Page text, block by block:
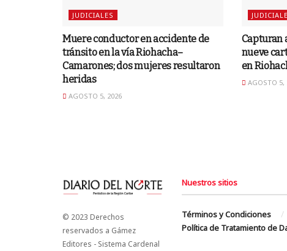
JUDICIALES
Muere conductor en accidente de
tránsito en la vía Riohacha–
Camarones; dos mujeres resultaron
heridas
AGOSTO 5, 2026
Capturan
nueve
en
AGOSTO 5,
© 2023 Derechos
reservados a Gámez
Editores - Sistema Cardenal
Nuestros sitios
Términos y Condiciones
Política de Tratamiento de